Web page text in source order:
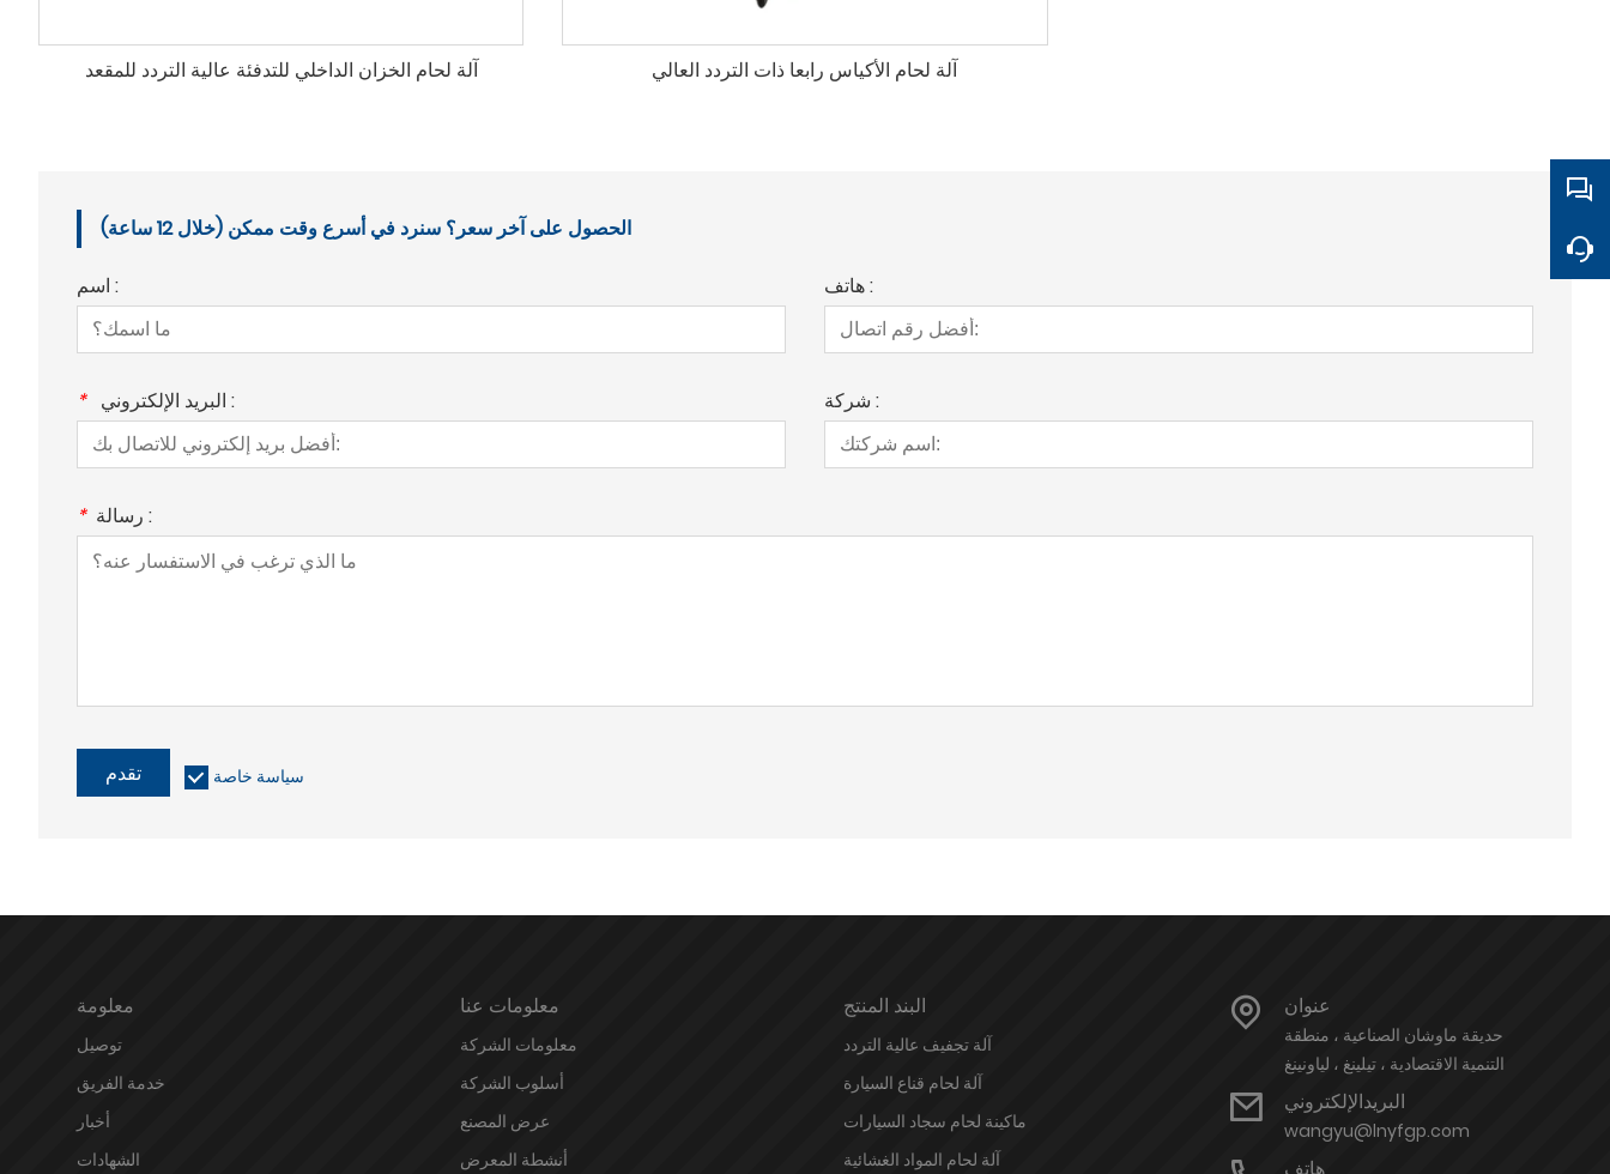
آلة لحام الخزان الداخلي للتدفئة عالية التردد للمقعد آلة لحام الأكياس رابعا ذات التردد العالي
الحصول على آخر سعر؟ سنرد في أسرع وقت ممكن (خلال 12 ساعة)
اسم : هاتف :
* البريد الإلكتروني : شركة :
* رسالة :
تقدم سياسة خاصة
معلومة
توصيل
خدمة الفريق
أخبار
الشهادات
معلومات عنا
معلومات الشركة
أسلوب الشركة
عرض المصنع
أنشطة المعرض
البند المنتج
آلة تجفيف عالية التردد
آلة لحام قناع السيارة
ماكينة لحام سجاد السيارات
آلة لحام المواد الغشائية
عنوان
حديقة ماوشان الصناعية ، منطقة
التنمية الاقتصادية ، تيلينغ ، لياونينغ
البريدالإلكتروني
wangyu@lnyfgp.com